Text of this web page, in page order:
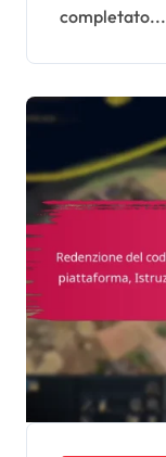
completato...